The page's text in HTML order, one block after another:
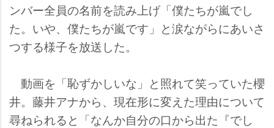
ンバー全員の名前を読み上げ「僕たちが嵐でし
た。いや、僕たちが嵐です」と涙ながらにあいさ
つする様子を放送した。
動画を「恥ずかしいな」と照れて笑っていた櫻
井。藤井アナから、現在形に変えた理由について
尋ねられると「なんか自分の口から出た『でし